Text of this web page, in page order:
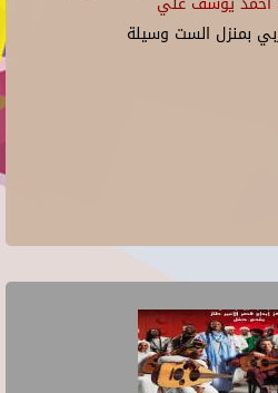
بمنزل الست وسيلة